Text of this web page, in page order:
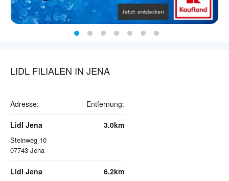
LIDL FILIALEN IN JENA
Adresse: Entfernung:
Lidl Jena
Steinweg 10
07743 Jena
3.0km
Lidl Jena 6.2km